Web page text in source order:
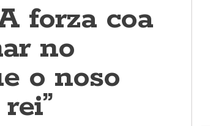
forza coa
no
o noso